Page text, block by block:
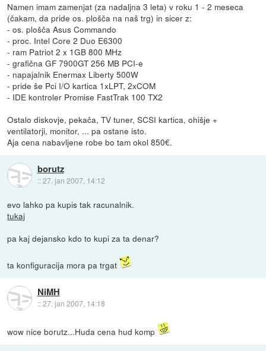
Namen imam zamenjat (za nadaljna 3 leta) v roku 1 - 2 meseca
(čakam, da pride os. plošča na naš trg) in sicer z:
- os. plošča Asus Commando
- proc. Intel Core 2 Duo E6300
- ram Patriot 2 x 1GB 800 MHz
- grafična GF 7900GT 256 MB PCI-e
- napajalnik Enermax Liberty 500W
- pride še Pci I/O kartica 1xLPT, 2xCOM
- IDE kontroler Promise FastTrak 100 TX2
Ostalo diskovje, pekača, TV tuner, SCSI kartica, ohišje +
ventilatorji, monitor, ... pa ostane isto.
Aja cena nabavljene robe bo tam okol 850€.
borutz
::27. jan 2007, 14:12
evo lahko pa kupis tak racunalnik.
tukaj
pa kaj dejansko kdo to kupi za ta denar?
ta konfiguracija mora pa trgat
NiMH
::27. jan 2007, 14:18
wow nice borutz...Huda cena hud komp